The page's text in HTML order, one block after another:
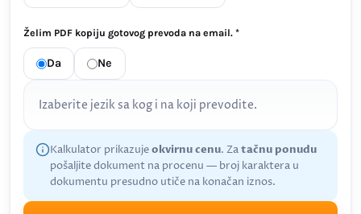
Želim PDF kopiju gotovog prevoda na email. *
Da Ne
Izaberite jezik sa kog i na koji prevodite.
Kalkulator prikazujeokvirnu cenu. Zatačnu ponudu
pošaljite dokument na procenu — broj karaktera u
dokumentu presudno utiče na konačan iznos.